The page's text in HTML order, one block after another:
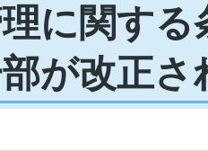
に関する
が改正さ